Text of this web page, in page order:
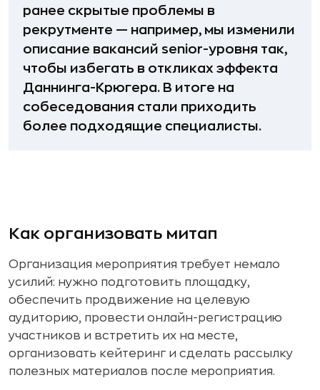
ранее скрытые проблемы в
рекрутменте — например, мы изменили
описание вакансий senior-уровня так,
чтобы избегать в откликах эффекта
Даннинга-Крюгера. В итоге на
собеседования стали приходить
более подходящие специалисты.
Как организовать митап
Организация мероприятия требует немало
усилий: нужно подготовить площадку,
обеспечить продвижение на целевую
аудиторию, провести онлайн-регистрацию
участников и встретить их на месте,
организовать кейтеринг и сделать рассылку
полезных материалов после мероприятия.